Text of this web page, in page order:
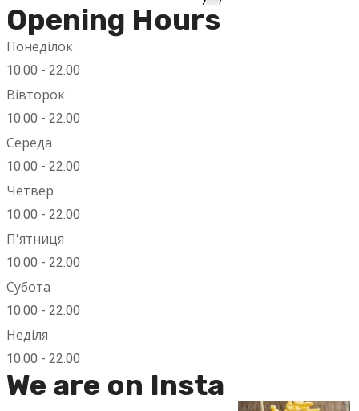
Opening Hours
Понеділок
10.00 - 22.00
Вівторок
10.00 - 22.00
Середа
10.00 - 22.00
Четвер
10.00 - 22.00
П'ятниця
10.00 - 22.00
Субота
10.00 - 22.00
Неділя
10.00 - 22.00
We are on Insta